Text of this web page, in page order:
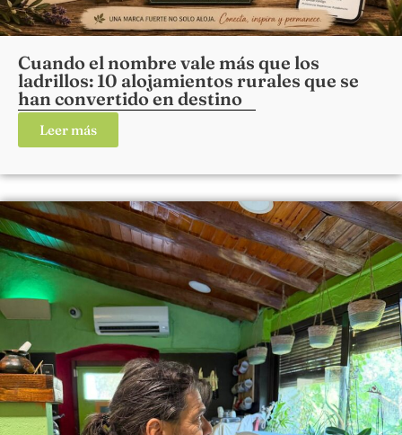
Cuando el nombre vale más que los
ladrillos: 10 alojamientos rurales que se
han convertido en destino
Leer más